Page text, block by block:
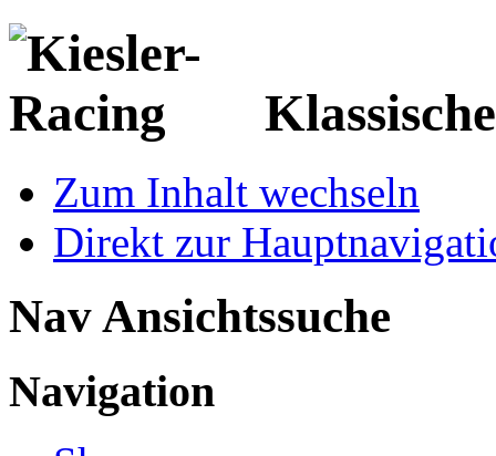
Zum Inhalt wechseln
Direkt zur
Nav Ansichtssuche
Navigation